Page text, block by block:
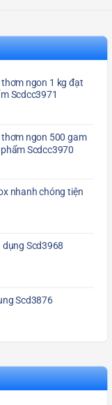
ngon 1 kg đạt
Scdcc3971
ngon 500 gam
Scdcc3970
nhanh chóng tiện
Scd3968
Scd3876